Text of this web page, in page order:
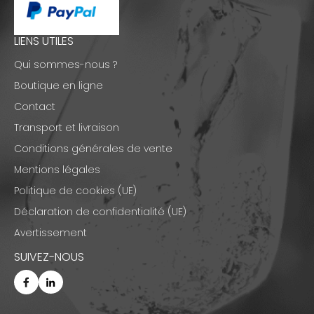
LIENS UTILES
Qui sommes-nous ?
Boutique en ligne
Contact
Transport et livraison
Conditions générales de vente
Mentions légales
Politique de cookies (UE)
Déclaration de confidentialité (UE)
Avertissement
SUIVEZ-NOUS